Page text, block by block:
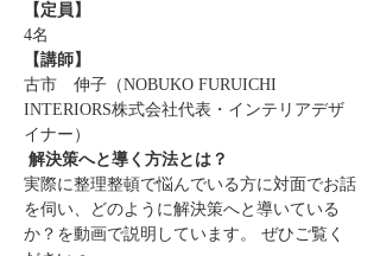
【定員】
4名
【講師】
古市　伸子（NOBUKO FURUICHI
INTERIORS株式会社代表・インテリアデザ
イナー）
解決策へと導く方法とは？
実際に整理整頓で悩んでいる方に対面でお話
を伺い、どのように解決策へと導いている
か？を動画で説明しています。 ぜひご覧く